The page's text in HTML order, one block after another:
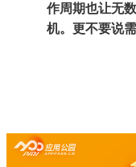
作周期也让无
机。更不要说